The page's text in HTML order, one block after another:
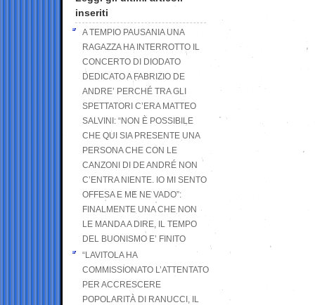
inseriti
A TEMPIO PAUSANIA UNA
RAGAZZA HA INTERROTTO IL
CONCERTO DI DIODATO
DEDICATO A FABRIZIO DE
ANDRE’ PERCHÉ TRA GLI
SPETTATORI C’ERA MATTEO
SALVINI: “NON È POSSIBILE
CHE QUI SIA PRESENTE UNA
PERSONA CHE CON LE
CANZONI DI DE ANDRÉ NON
C’ENTRA NIENTE. IO MI SENTO
OFFESA E ME NE VADO”:
FINALMENTE UNA CHE NON
LE MANDA A DIRE, IL TEMPO
DEL BUONISMO E’ FINITO
“LAVITOLA HA
COMMISSIONATO L’ATTENTATO
PER ACCRESCERE
POPOLARITÀ DI RANUCCI, IL